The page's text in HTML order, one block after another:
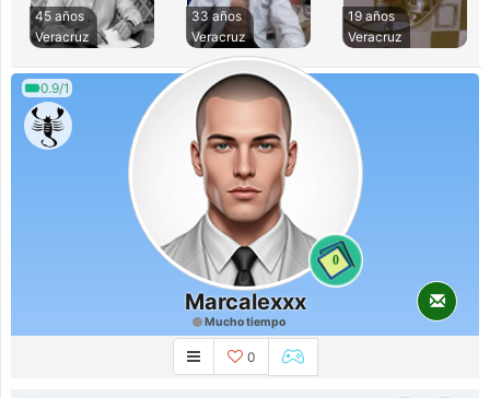
45 años
Veracruz
33 años
Veracruz
19 años
Veracruz
0.9/1
0
Marcalexxx
Mucho tiempo
0